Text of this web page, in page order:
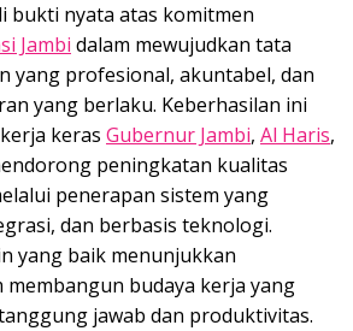
bukti nyata atas komitmen
Jambi dalam mewujudkan tata
yang profesional, akuntabel, dan
yang berlaku. Keberhasilan ini
keras Gubernur Jambi, Al Haris,
peningkatan kualitas
penerapan sistem yang
dan berbasis teknologi.
yang baik menunjukkan
membangun budaya kerja yang
jawab dan produktivitas.